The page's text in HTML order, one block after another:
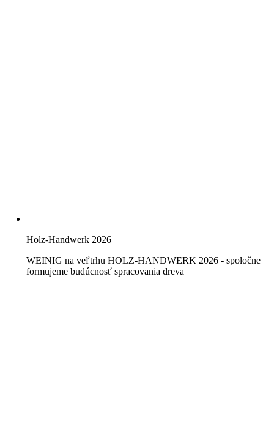
Holz-Handwerk 2026
WEINIG na veľtrhu HOLZ-HANDWERK 2026 - spoločne
formujeme budúcnosť spracovania dreva